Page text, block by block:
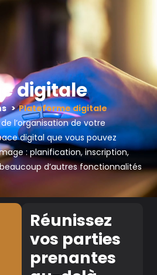
Menu
digitale
Plateforme digitale
l’organisation de votre
digital que vous pouvez
: planification, inscription,
d’autres fonctionnalités
Réunissez
vos parties
prenantes